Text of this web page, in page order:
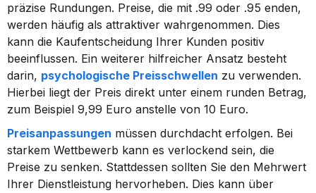
präzise Rundungen. Preise, die mit .99 oder .95 enden,
werden häufig als attraktiver wahrgenommen. Dies
kann die Kaufentscheidung Ihrer Kunden positiv
beeinflussen. Ein weiterer hilfreicher Ansatz besteht
darin, psychologische Preisschwellen zu verwenden.
Hierbei liegt der Preis direkt unter einem runden Betrag,
zum Beispiel 9,99 Euro anstelle von 10 Euro.
Preisanpassungen müssen durchdacht erfolgen. Bei
starkem Wettbewerb kann es verlockend sein, die
Preise zu senken. Stattdessen sollten Sie den Mehrwert
Ihrer Dienstleistung hervorheben. Dies kann über